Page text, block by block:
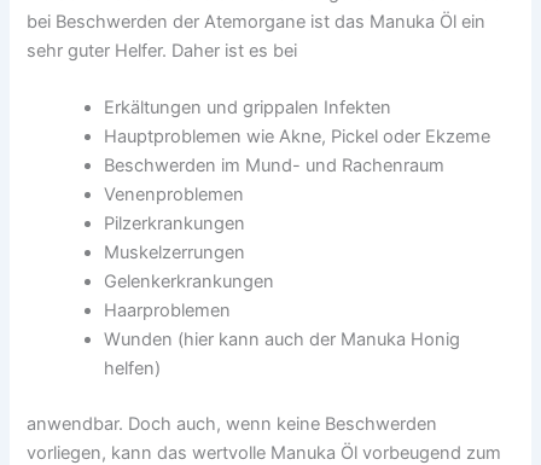
bei Beschwerden der Atemorgane ist das Manuka Öl ein
sehr guter Helfer. Daher ist es bei
Erkältungen und grippalen Infekten
Hauptproblemen wie Akne, Pickel oder Ekzeme
Beschwerden im Mund- und Rachenraum
Venenproblemen
Pilzerkrankungen
Muskelzerrungen
Gelenkerkrankungen
Haarproblemen
Wunden (hier kann auch der Manuka Honig
helfen)
anwendbar. Doch auch, wenn keine Beschwerden
vorliegen, kann das wertvolle Manuka Öl vorbeugend zum